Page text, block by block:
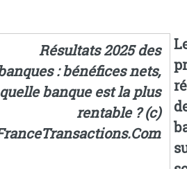
Résultats 2025 des
: bénéfices nets,
quelle banque est la plus
rentable ? (c)